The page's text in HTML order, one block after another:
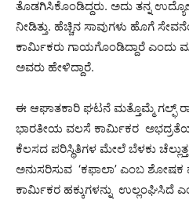
ತೊಡಗಿಸಿಕೊಂಡಿದ್ದರು. ಅದು ತನ್ನ
ನೀಡಿತ್ತು. ಹೆಚ್ಚಿನ ಸಾವುಗಳು ಹೊಗೆ
ಕಾರ್ಮಿಕರು ಗಾಯಗೊಂಡಿದ್ದಾರೆ ಎಂದು
ಅವರು ಹೇಳಿದ್ದಾರೆ.
ಈ ಆಘಾತಕಾರಿ ಘಟನೆ ಮತ್ತೊಮ್ಮೆ ಗಲ್ಫ್
ಭಾರತೀಯ ವಲಸೆ ಕಾರ್ಮಿಕರ
ಕೆಲಸದ ಪರಿಸ್ಥಿತಿಗಳ ಮೇಲೆ ಬೆಳಕು
ಅನುಸರಿಸುವ ‘ಕಫಾಲಾ’ ಎಂಬ ಶೋಷಕ
ಕಾರ್ಮಿಕರ ಹಕ್ಕುಗಳನ್ನು ಉಲ್ಲಂಘಿಸಿದೆ